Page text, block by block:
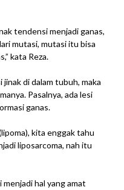
tendensi menjadi ganas,
mutasi, mutasi itu bisa
kata Reza.
di dalam tubuh, maka
Pasalnya, ada lesi
ganas.
kita enggak tahu
liposarcoma, nah itu
hal yang amat